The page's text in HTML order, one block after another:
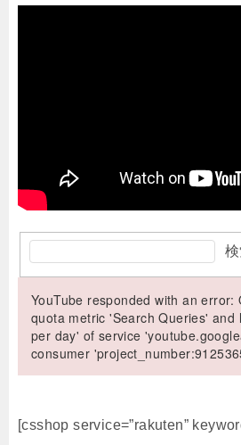
YouTube responded with an error:
quota metric 'Search Queries' and
per day' of service
consumer
[csshop service=”rakuten”